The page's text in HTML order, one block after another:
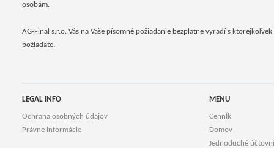
osobám.
AG-Final s.r.o. Vás na Vaše písomné požiadanie bezplatne vyradí s
požiadate.
LEGAL INFO
Ochrana osobných údajov
Právne informácie
MENU
CennÍk
Domov
Jednoduché